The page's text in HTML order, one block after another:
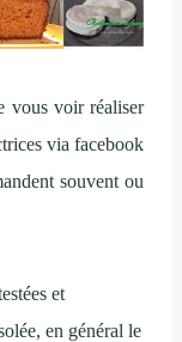
vous voir réaliser
via facebook
souvent ou
et
en général le